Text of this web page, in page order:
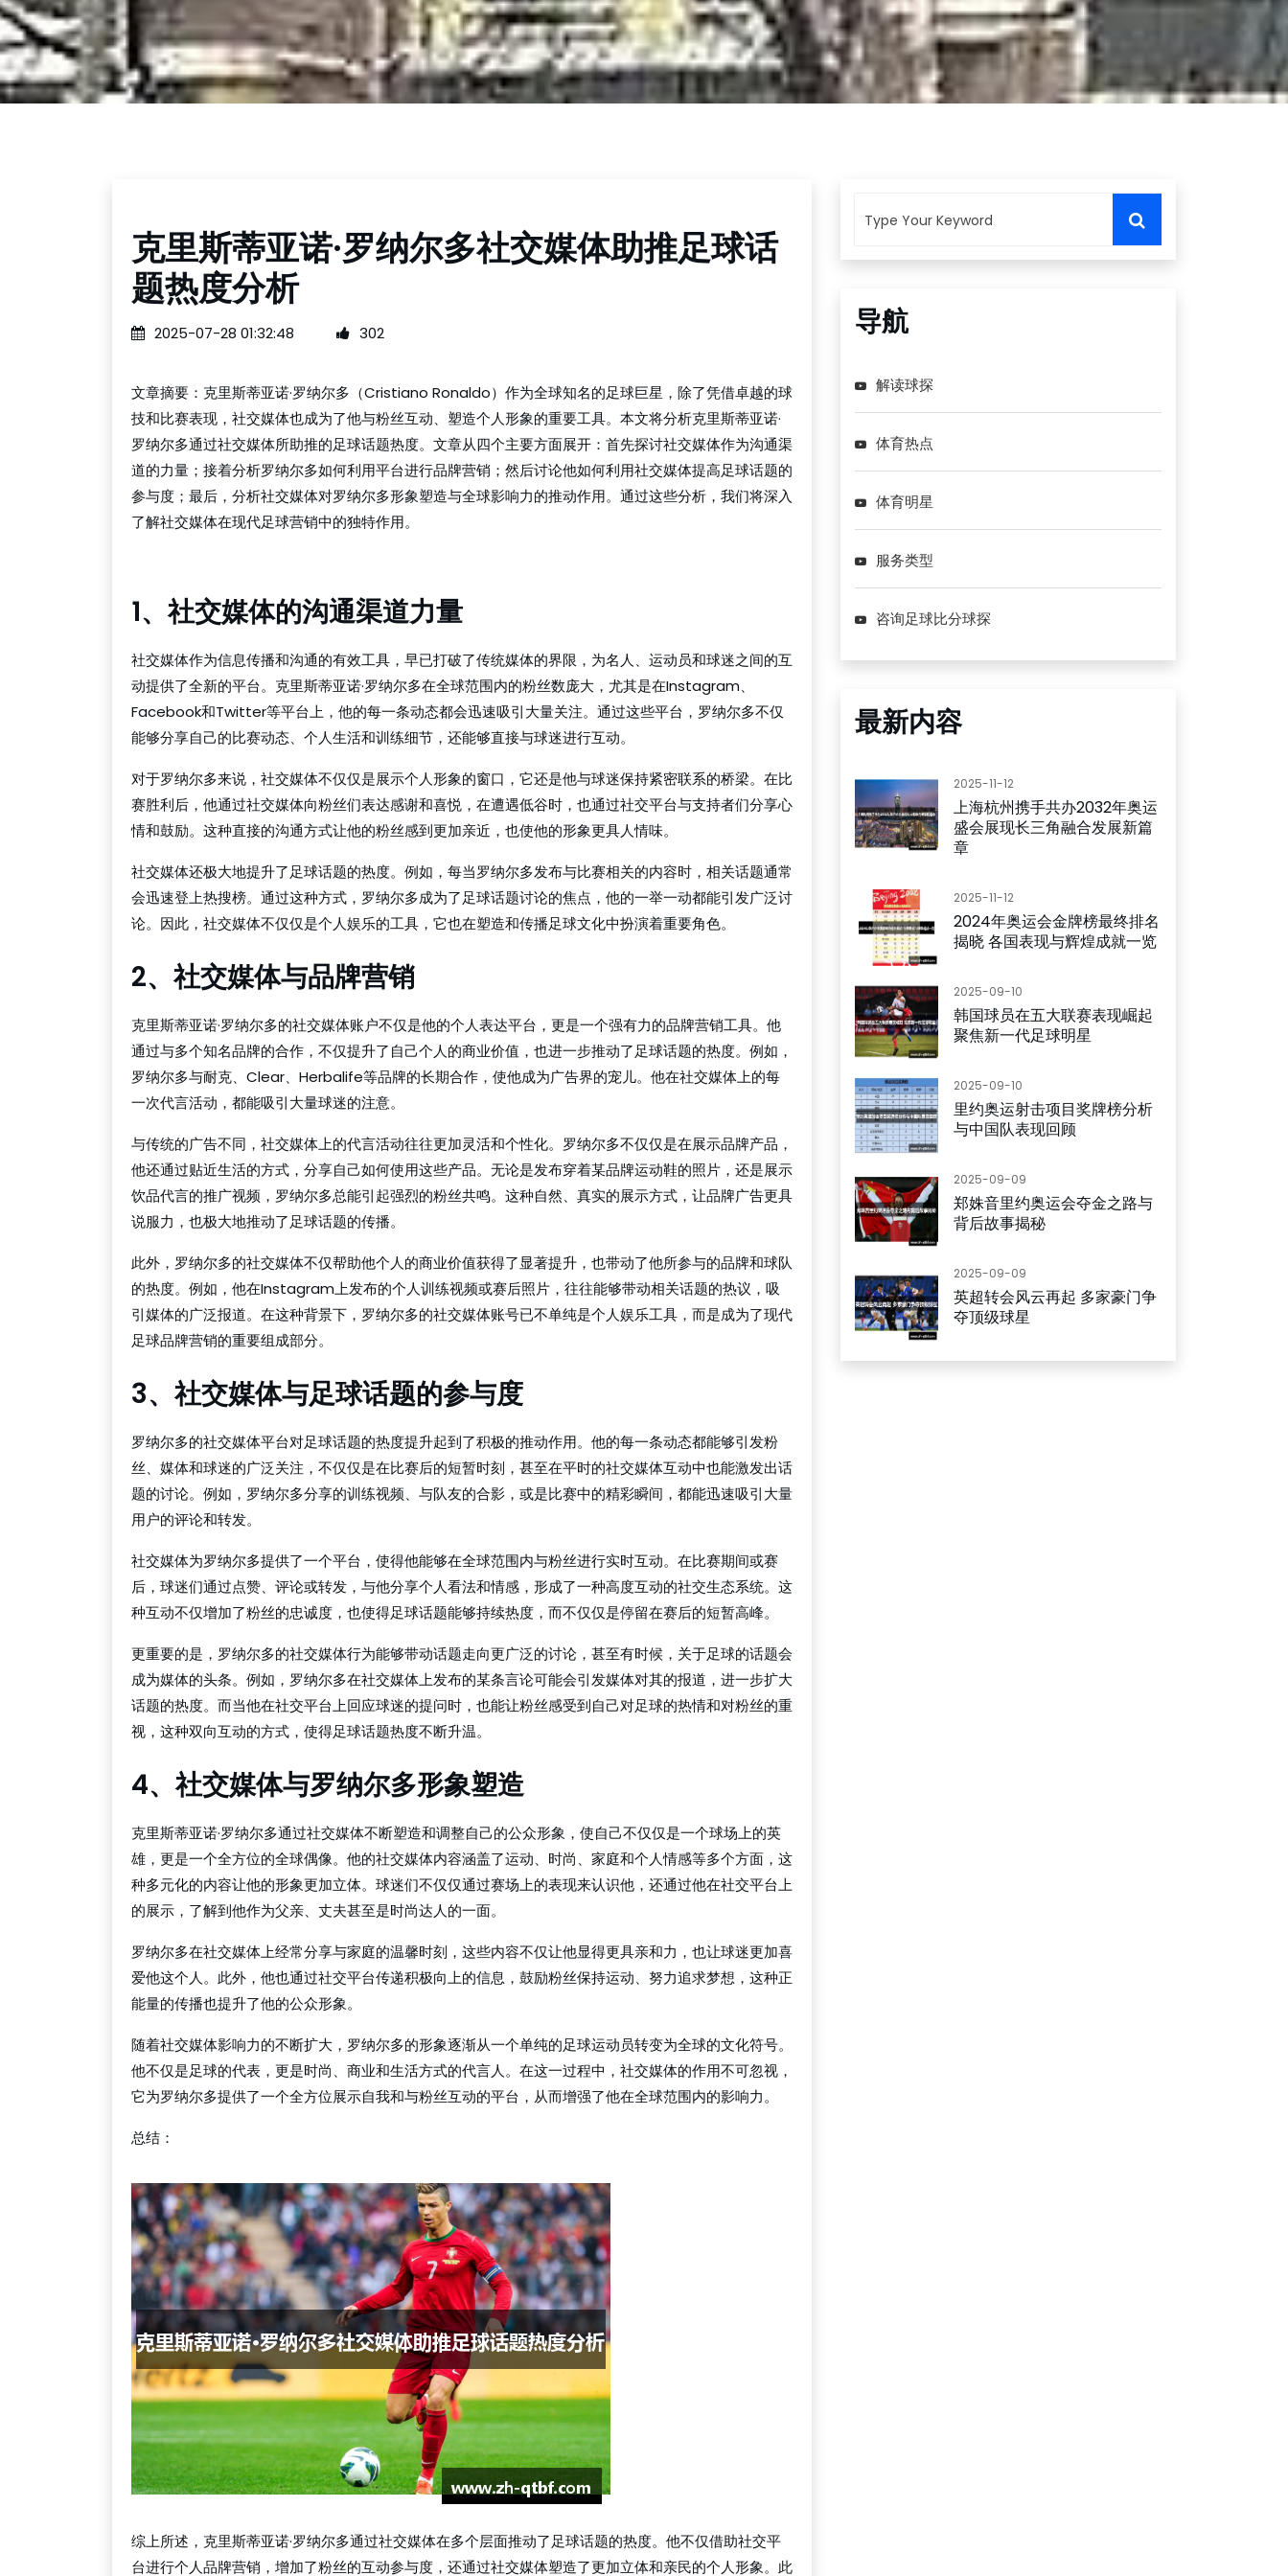
克里斯蒂亚诺·罗纳尔多社交媒体助推足球话
题热度分析
2025-07-28 01:32:48 302
文章摘要：克里斯蒂亚诺·罗纳尔多（Cristiano Ronaldo）作为全球知名的足球巨星，除了凭借卓越的球
技和比赛表现，社交媒体也成为了他与粉丝互动、塑造个人形象的重要工具。本文将分析克里斯蒂亚诺·
罗纳尔多通过社交媒体所助推的足球话题热度。文章从四个主要方面展开：首先探讨社交媒体作为沟通渠
道的力量；接着分析罗纳尔多如何利用平台进行品牌营销；然后讨论他如何利用社交媒体提高足球话题的
参与度；最后，分析社交媒体对罗纳尔多形象塑造与全球影响力的推动作用。通过这些分析，我们将深入
了解社交媒体在现代足球营销中的独特作用。
1、社交媒体的沟通渠道力量
社交媒体作为信息传播和沟通的有效工具，早已打破了传统媒体的界限，为名人、运动员和球迷之间的互
动提供了全新的平台。克里斯蒂亚诺·罗纳尔多在全球范围内的粉丝数庞大，尤其是在Instagram、
Facebook和Twitter等平台上，他的每一条动态都会迅速吸引大量关注。通过这些平台，罗纳尔多不仅
能够分享自己的比赛动态、个人生活和训练细节，还能够直接与球迷进行互动。
对于罗纳尔多来说，社交媒体不仅仅是展示个人形象的窗口，它还是他与球迷保持紧密联系的桥梁。在比
赛胜利后，他通过社交媒体向粉丝们表达感谢和喜悦，在遭遇低谷时，也通过社交平台与支持者们分享心
情和鼓励。这种直接的沟通方式让他的粉丝感到更加亲近，也使他的形象更具人情味。
社交媒体还极大地提升了足球话题的热度。例如，每当罗纳尔多发布与比赛相关的内容时，相关话题通常
会迅速登上热搜榜。通过这种方式，罗纳尔多成为了足球话题讨论的焦点，他的一举一动都能引发广泛讨
论。因此，社交媒体不仅仅是个人娱乐的工具，它也在塑造和传播足球文化中扮演着重要角色。
2、社交媒体与品牌营销
克里斯蒂亚诺·罗纳尔多的社交媒体账户不仅是他的个人表达平台，更是一个强有力的品牌营销工具。他
通过与多个知名品牌的合作，不仅提升了自己个人的商业价值，也进一步推动了足球话题的热度。例如，
罗纳尔多与耐克、Clear、Herbalife等品牌的长期合作，使他成为广告界的宠儿。他在社交媒体上的每
一次代言活动，都能吸引大量球迷的注意。
与传统的广告不同，社交媒体上的代言活动往往更加灵活和个性化。罗纳尔多不仅仅是在展示品牌产品，
他还通过贴近生活的方式，分享自己如何使用这些产品。无论是发布穿着某品牌运动鞋的照片，还是展示
饮品代言的推广视频，罗纳尔多总能引起强烈的粉丝共鸣。这种自然、真实的展示方式，让品牌广告更具
说服力，也极大地推动了足球话题的传播。
此外，罗纳尔多的社交媒体不仅帮助他个人的商业价值获得了显著提升，也带动了他所参与的品牌和球队
的热度。例如，他在Instagram上发布的个人训练视频或赛后照片，往往能够带动相关话题的热议，吸
引媒体的广泛报道。在这种背景下，罗纳尔多的社交媒体账号已不单纯是个人娱乐工具，而是成为了现代
足球品牌营销的重要组成部分。
3、社交媒体与足球话题的参与度
罗纳尔多的社交媒体平台对足球话题的热度提升起到了积极的推动作用。他的每一条动态都能够引发粉
丝、媒体和球迷的广泛关注，不仅仅是在比赛后的短暂时刻，甚至在平时的社交媒体互动中也能激发出话
题的讨论。例如，罗纳尔多分享的训练视频、与队友的合影，或是比赛中的精彩瞬间，都能迅速吸引大量
用户的评论和转发。
社交媒体为罗纳尔多提供了一个平台，使得他能够在全球范围内与粉丝进行实时互动。在比赛期间或赛
后，球迷们通过点赞、评论或转发，与他分享个人看法和情感，形成了一种高度互动的社交生态系统。这
种互动不仅增加了粉丝的忠诚度，也使得足球话题能够持续热度，而不仅仅是停留在赛后的短暂高峰。
更重要的是，罗纳尔多的社交媒体行为能够带动话题走向更广泛的讨论，甚至有时候，关于足球的话题会
成为媒体的头条。例如，罗纳尔多在社交媒体上发布的某条言论可能会引发媒体对其的报道，进一步扩大
话题的热度。而当他在社交平台上回应球迷的提问时，也能让粉丝感受到自己对足球的热情和对粉丝的重
视，这种双向互动的方式，使得足球话题热度不断升温。
4、社交媒体与罗纳尔多形象塑造
克里斯蒂亚诺·罗纳尔多通过社交媒体不断塑造和调整自己的公众形象，使自己不仅仅是一个球场上的英
雄，更是一个全方位的全球偶像。他的社交媒体内容涵盖了运动、时尚、家庭和个人情感等多个方面，这
种多元化的内容让他的形象更加立体。球迷们不仅仅通过赛场上的表现来认识他，还通过他在社交平台上
的展示，了解到他作为父亲、丈夫甚至是时尚达人的一面。
罗纳尔多在社交媒体上经常分享与家庭的温馨时刻，这些内容不仅让他显得更具亲和力，也让球迷更加喜
爱他这个人。此外，他也通过社交平台传递积极向上的信息，鼓励粉丝保持运动、努力追求梦想，这种正
能量的传播也提升了他的公众形象。
随着社交媒体影响力的不断扩大，罗纳尔多的形象逐渐从一个单纯的足球运动员转变为全球的文化符号。
他不仅是足球的代表，更是时尚、商业和生活方式的代言人。在这一过程中，社交媒体的作用不可忽视，
它为罗纳尔多提供了一个全方位展示自我和与粉丝互动的平台，从而增强了他在全球范围内的影响力。
总结：
综上所述，克里斯蒂亚诺·罗纳尔多通过社交媒体在多个层面推动了足球话题的热度。他不仅借助社交平
台进行个人品牌营销，增加了粉丝的互动参与度，还通过社交媒体塑造了更加立体和亲民的个人形象。此
导航
解读球探
体育热点
体育明星
服务类型
咨询足球比分球探
最新内容
2025-11-12
上海杭州携手共办2032年奥运
盛会展现长三角融合发展新篇
章
2025-11-12
2024年奥运会金牌榜最终排名
揭晓 各国表现与辉煌成就一览
2025-09-10
韩国球员在五大联赛表现崛起
聚焦新一代足球明星
2025-09-10
里约奥运射击项目奖牌榜分析
与中国队表现回顾
2025-09-09
郑姝音里约奥运会夺金之路与
背后故事揭秘
2025-09-09
英超转会风云再起 多家豪门争
夺顶级球星